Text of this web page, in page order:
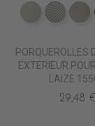
DD5500
PORQUEROLLES
EXTERIEUR
LAIZE
29,48